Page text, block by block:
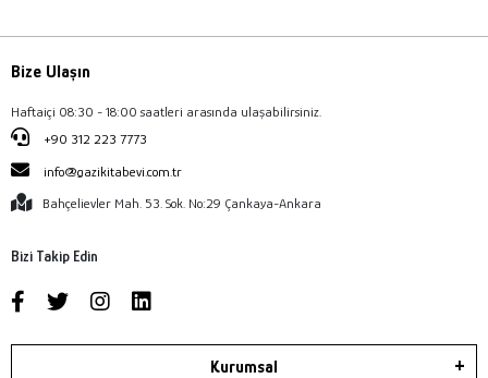
Bize Ulaşın
Haftaiçi 08:30 - 18:00 saatleri arasında ulaşabilirsiniz.
+90 312 223 7773
info@gazikitabevi.com.tr
Bahçelievler Mah. 53. Sok. No:29 Çankaya-Ankara
Bizi Takip Edin
Kurumsal